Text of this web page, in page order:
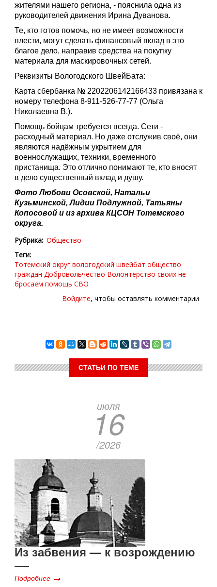
жителями нашего региона, - пояснила одна из
руководителей движения Ирина Дуванова.
Те, кто готов помочь, но не имеет возможности
плести, могут сделать финансовый вклад в это
благое дело, направив средства на покупку
материала для маскировочных сетей.
Реквизиты Вологодского ШвейБата:
Карта сбербанка № 2202206142166433 привязана к
номеру телефона 8-911-526-77-77 (Ольга
Николаевна В.).
Помощь бойцам требуется всегда. Сети -
расходный материал. Но даже отслужив своё, они
являются надёжным укрытием для
военнослужащих, техники, временного
пристанища. Это отлично понимают те, кто вносят
в дело существенный вклад и душу.
Фото Любови Осовской, Натальи
Кузьминской, Лидии Подлужной, Татьяны
Копосовой и из архива КЦСОН Тотемского
округа.
Рубрика Общество
Теги
Тотемский округ вологодский швейбат общество
граждан Добровольчество Волонтёрство своих не
бросаем помощь СВО
Войдите, чтобы оставлять комментарии
СТАТЬИ ПО ТЕМЕ
июля
16
/2026
Из забвения — к возрождению
Подробнее